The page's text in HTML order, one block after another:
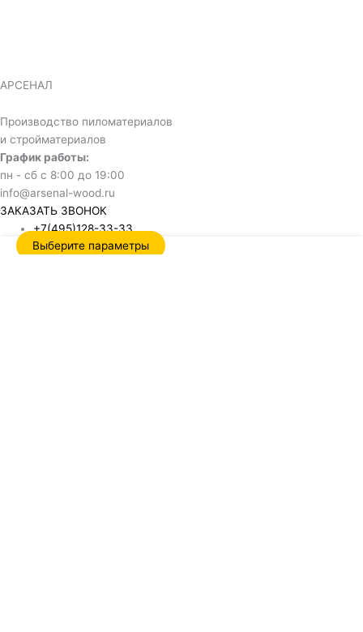
АРСЕНАЛ
Производство пиломатериалов
и стройматериалов
График работы:
пн - сб с 8:00 до 19:00
info@arsenal-wood.ru
ЗАКАЗАТЬ ЗВОНОК
+7(495)128-33-33
Выберите параметры